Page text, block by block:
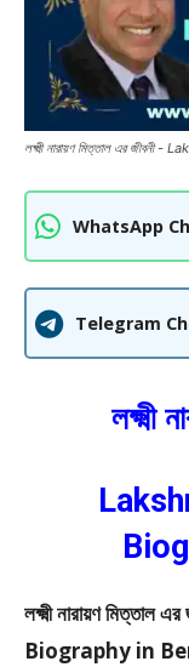
লক্ষ্মী নারায়ণ মিত্তাল এর
WhatsApp
Telegram
লক্ষ্মী
লক্ষ্মী নারায়ণ
Biography in